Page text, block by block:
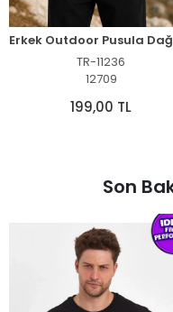
TR-11236
12709
199,00 TL
Son